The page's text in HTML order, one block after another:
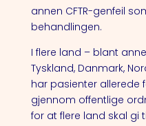
annen CFTR-genfeil
behandlingen.
I flere land – blant
Tyskland, Danmark,
har pasienter allerede
gjennom offentlige
for at flere land skal gi